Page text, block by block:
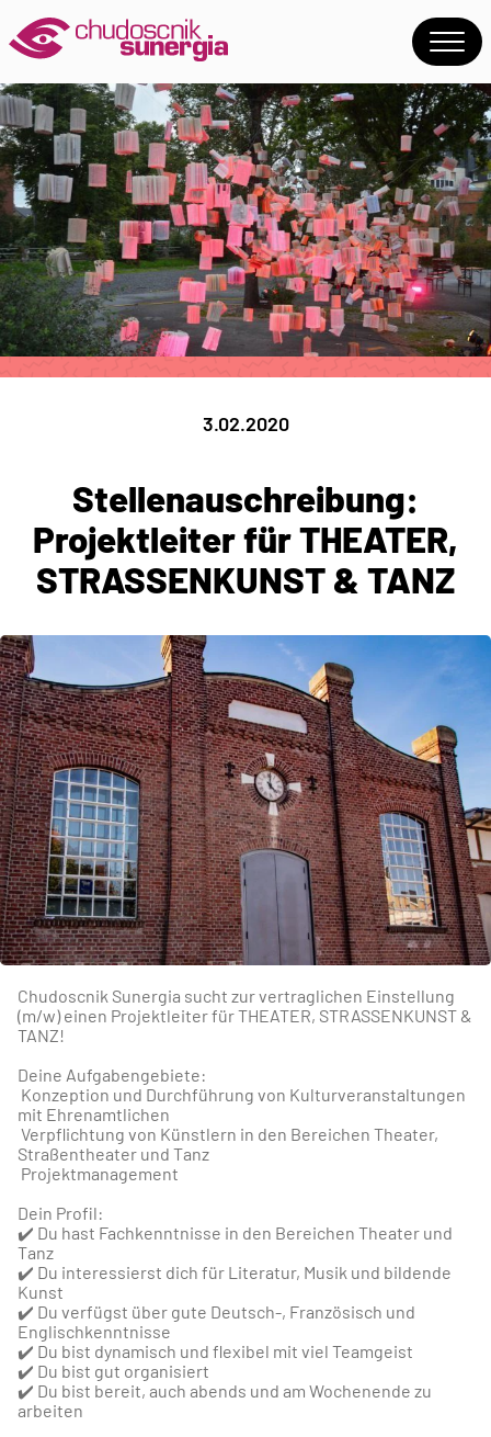
3.02.2020
Stellenauschreibung:
Projektleiter für THEATER,
STRASSENKUNST & TANZ
Chudoscnik Sunergia sucht zur vertraglichen Einstellung
(m/w) einen Projektleiter für THEATER, STRASSENKUNST &
TANZ!
Deine Aufgabengebiete:
Konzeption und Durchführung von Kulturveranstaltungen
mit Ehrenamtlichen
Verpflichtung von Künstlern in den Bereichen Theater,
Straßentheater und Tanz
Projektmanagement
Dein Profil:
✔️ Du hast Fachkenntnisse in den Bereichen Theater und
Tanz
✔️ Du interessierst dich für Literatur, Musik und bildende
Kunst
✔️ Du verfügst über gute Deutsch-, Französisch und
Englischkenntnisse
✔️ Du bist dynamisch und flexibel mit viel Teamgeist
✔️ Du bist gut organisiert
✔️ Du bist bereit, auch abends und am Wochenende zu
arbeiten